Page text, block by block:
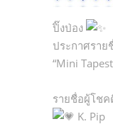
ปิ๊งป่อง
ประกาศรา
“Mini
รายชื่อผู้โชค
K. Pip